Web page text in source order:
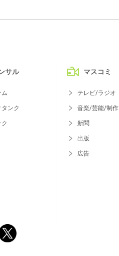
サル
ンク
マスコミ
テレビ/ラジオ
音楽/芸能/制作
新聞
出版
広告